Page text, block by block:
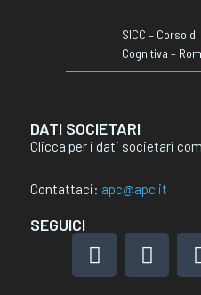
SICC – Corso
Cognitiva –
DATI SOCIETARI
Clicca per i dati societari
Contattaci: apc@apc.it
SEGUICI
F
a
I
n